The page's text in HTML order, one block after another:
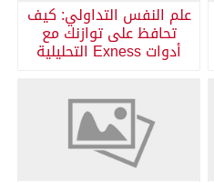
علم النفس التداولي: كيف
تحافظ على توازنك مع
أدوات Exness التحليلية